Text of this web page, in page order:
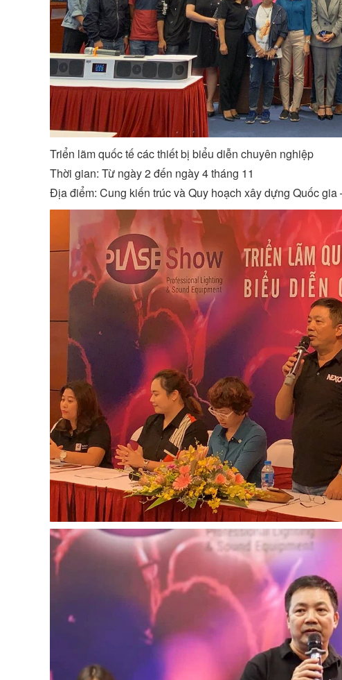
Triển lãm quốc tế các thiết bị biểu diễn chuyên nghiệp
Thời gian: Từ ngày 2 đến ngày 4 tháng 11
Địa điểm: Cung kiến trúc và Quy hoạch xây dựng Quốc